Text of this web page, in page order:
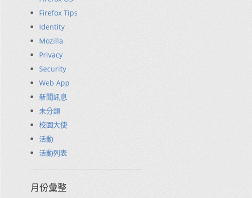
Firefox Tips
Identity
Mozilla
Privacy
Security
Web App
新聞訊息
未分類
校園大使
活動
活動列表
月份彙整